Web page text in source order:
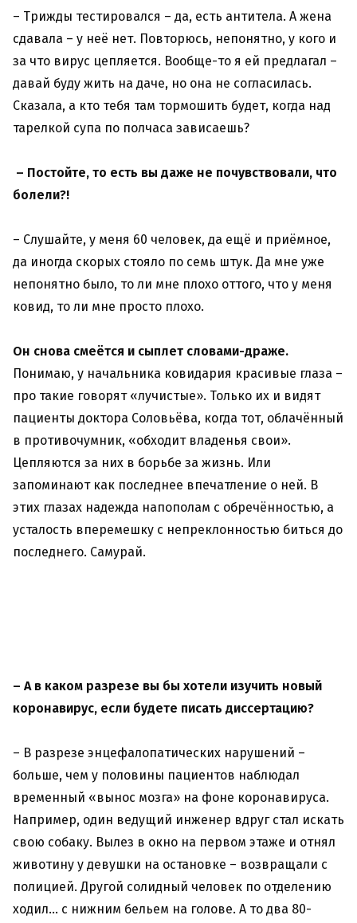
– Трижды тестировался – да, есть антитела. А жена
сдавала – у неё нет. Повторюсь, непонятно, у кого и
за что вирус цепляется. Вообще-то я ей предлагал –
давай буду жить на даче, но она не согласилась.
Сказала, а кто тебя там тормошить будет, когда над
тарелкой супа по полчаса зависаешь?
– Постойте, то есть вы даже не почувствовали, что
болели?!
– Слушайте, у меня 60 человек, да ещё и приёмное,
да иногда скорых стояло по семь штук. Да мне уже
непонятно было, то ли мне плохо оттого, что у меня
ковид, то ли мне просто плохо.
Он снова смеётся и сыплет словами-драже.
Понимаю, у начальника ковидария красивые глаза –
про такие говорят «лучистые». Только их и видят
пациенты доктора Соловьёва, когда тот, облачённый
в противочумник, «обходит владенья свои».
Цепляются за них в борьбе за жизнь. Или
запоминают как последнее впечатление о ней. В
этих глазах надежда напополам с обречённостью, а
усталость вперемешку с непреклонностью биться до
последнего. Самурай.
– А в каком разрезе вы бы хотели изучить новый
коронавирус, если будете писать диссертацию?
– В разрезе энцефалопатических нарушений –
больше, чем у половины пациентов наблюдал
временный «вынос мозга» на фоне коронавируса.
Например, один ведущий инженер вдруг стал искать
свою собаку. Вылез в окно на первом этаже и отнял
животину у девушки на остановке – возвращали с
полицией. Другой солидный человек по отделению
ходил… с нижним бельем на голове. А то два 80-